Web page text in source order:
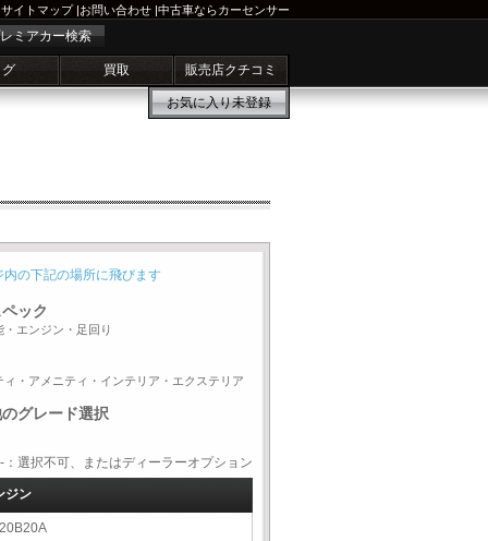
サイトマップ|お問い合わせ |中古車ならカーセンサー
ミアカー検索
買取 販売店クチコミ
お気に入り未登録
内の下記の場所に飛びます
ック
・エンジン・足回り
ィ・アメニティ・インテリア・エクステリア
グレード選択
択不可、またはディーラーオプション
ジン